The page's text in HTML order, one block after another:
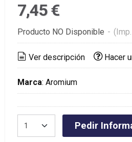
7,45 €
Producto NO Disponible -
Ver descripción Hacer
Marca: Aromium
Pedir